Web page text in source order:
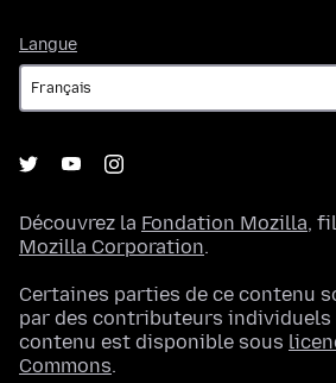
Langue
Découvrez la Fondation Mozilla,
Mozilla Corporation.
Certaines parties de ce contenu
par des contributeurs individuels
contenu est disponible sous
Commons.